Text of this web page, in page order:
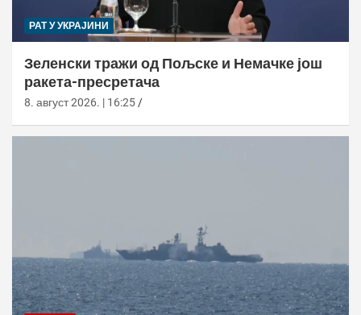
РАТ У УКРАЈИНИ
Зеленски тражи од Пољске и Немачке још
ракета-пресретача
8. август 2026. | 16:25